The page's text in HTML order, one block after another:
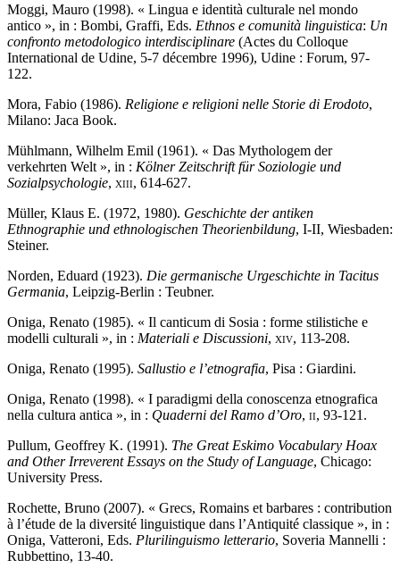
Moggi, Mauro (1998). « Lingua e identità culturale nel mondo
antico », in : Bombi, Graffi, Eds. Ethnos e comunità linguistica: Un
confronto metodologico interdisciplinare (Actes du Colloque
International de Udine, 5-7 décembre 1996), Udine : Forum, 97-
122.
Mora, Fabio (1986). Religione e religioni nelle Storie di Erodoto,
Milano: Jaca Book.
Mühlmann, Wilhelm Emil (1961). « Das Mythologem der
verkehrten Welt », in : Kölner Zeitschrift für Soziologie und
Sozialpsychologie, xiii, 614-627.
Müller, Klaus E. (1972, 1980). Geschichte der antiken
Ethnographie und ethnologischen Theorienbildung, I-II, Wiesbaden:
Steiner.
Norden, Eduard (1923). Die germanische Urgeschichte in Tacitus
Germania, Leipzig-Berlin : Teubner.
Oniga, Renato (1985). « Il canticum di Sosia : forme stilistiche e
modelli culturali », in : Materiali e Discussioni, xiv, 113-208.
Oniga, Renato (1995). Sallustio e l’etnografia, Pisa : Giardini.
Oniga, Renato (1998). « I paradigmi della conoscenza etnografica
nella cultura antica », in : Quaderni del Ramo d’Oro, ii, 93-121.
Pullum, Geoffrey K. (1991). The Great Eskimo Vocabulary Hoax
and Other Irreverent Essays on the Study of Language, Chicago:
University Press.
Rochette, Bruno (2007). « Grecs, Romains et barbares : contribution
à l’étude de la diversité linguistique dans l’Antiquité classique », in :
Oniga, Vatteroni, Eds. Plurilinguismo letterario, Soveria Mannelli :
Rubbettino, 13-40.